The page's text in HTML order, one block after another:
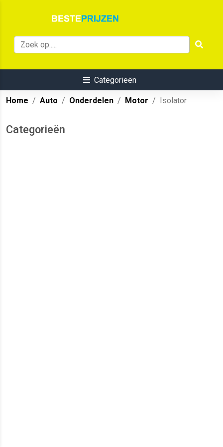
Categorieën
Home Auto Onderdelen Motor Isolator
Categorieën